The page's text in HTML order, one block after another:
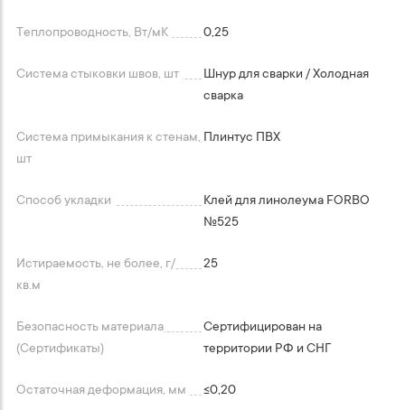
Теплопроводность, Вт/мК 0,25
Система стыковки швов, шт
Шнур для сварки / Холодная
сварка
Система примыкания к стенам,
шт
Плинтус ПВХ
Способ укладки
Клей для линолеума FORBO
№525
Истираемость, не более, г/
кв.м
25
Безопасность материала
(Сертификаты)
Сертифицирован на
территории РФ и СНГ
Остаточная деформация, мм ≤0,20